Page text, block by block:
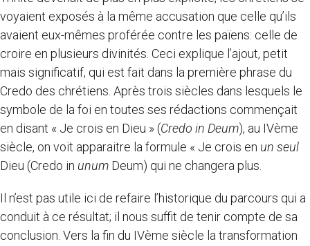
voyaient exposés à la même accusation que celle qu’ils
avaient eux-mêmes proférée contre les païens: celle de
croire en plusieurs divinités. Ceci explique l’ajout, petit
mais significatif, qui est fait dans la première phrase du
Credo des chrétiens. Après trois siècles dans lesquels le
symbole de la foi en toutes ses rédactions commençait
en disant « Je crois en Dieu » (Credo in Deum), au IVème
siècle, on voit apparaitre la formule « Je crois en un seul
Dieu (Credo in unum Deum) qui ne changera plus.
Il n’est pas utile ici de refaire l’historique du parcours qui a
conduit à ce résultat; il nous suffit de tenir compte de sa
conclusion. Vers la fin du IVème siècle la transformation